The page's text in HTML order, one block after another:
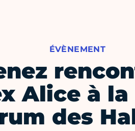
ÉVÈNEMENT
Alice à la
des